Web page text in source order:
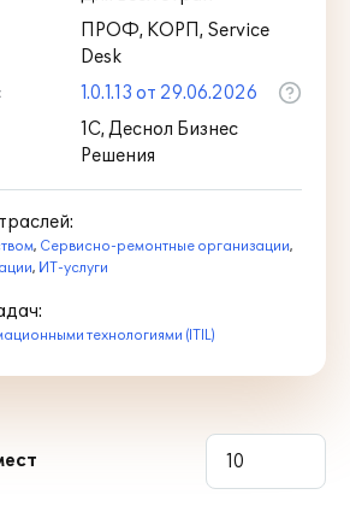
ПРОФ, КОРП, Service
Desk
1.0.1.13 от 29.06.2026
1С, Деснол Бизнес
Решения
, Сервисно-ремонтные организации,
, ИТ-услуги
технологиями (ITIL)